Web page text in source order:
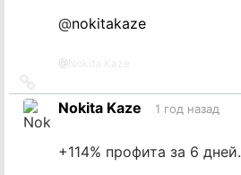
@nokitakaze
@
на
источник
Nokita Kaze 1 год назад
+114% профита за 6 дней.